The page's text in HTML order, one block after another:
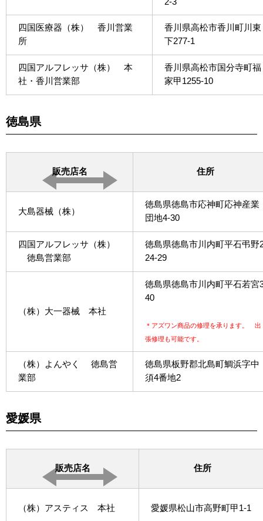
四国医療器（株） 香川営業
所
香川県高松市香川町川東
下277-1
四国アルフレッサ（株） 本
社・香川営業部
香川県高松市国分寺町福
家甲1255-10
徳島県
販売店名 住所
大島器械（株）
徳島県徳島市応神町応神産業
団地4-30
四国アルフレッサ（株）
徳島営業部
徳島県徳島市川内町平石弔野
24-29
（株）大一器械 本社
徳島県徳島市川内町平石若宮
40
＊アズワン商品の修理を承ります。 出
張修理も可能です。
（株）よんやく 徳島営
業部
徳島県板野郡北島町鯛浜字中
須4番地2
愛媛県
販売店名 住所
（株）アスティス 本社 愛媛県松山市高野町甲1-1